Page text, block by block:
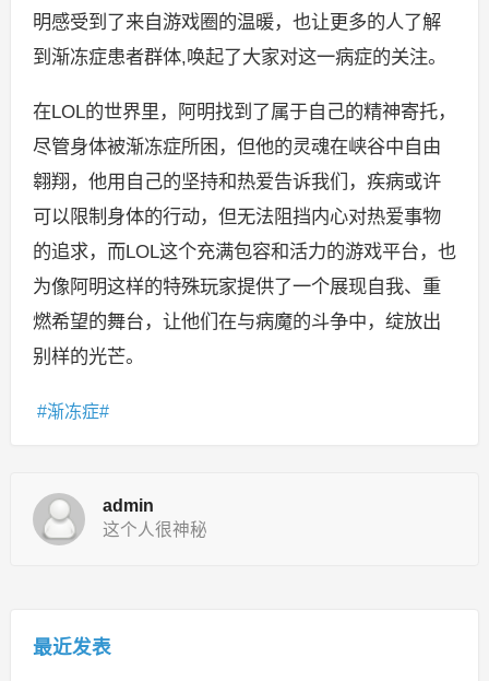
明感受到了来自游戏圈的温暖，也让更多的人了解
到渐冻症患者群体,唤起了大家对这一病症的关注。
在LOL的世界里，阿明找到了属于自己的精神寄托，
尽管身体被渐冻症所困，但他的灵魂在峡谷中自由
翱翔，他用自己的坚持和热爱告诉我们，疾病或许
可以限制身体的行动，但无法阻挡内心对热爱事物
的追求，而LOL这个充满包容和活力的游戏平台，也
为像阿明这样的特殊玩家提供了一个展现自我、重
燃希望的舞台，让他们在与病魔的斗争中，绽放出
别样的光芒。
渐冻症
admin
这个人很神秘
最近发表